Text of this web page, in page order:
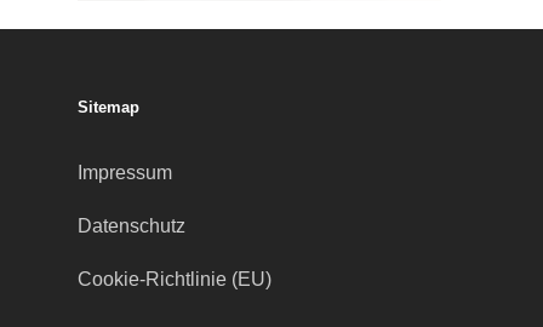
Sitemap
Impressum
Datenschutz
Cookie-Richtlinie (EU)